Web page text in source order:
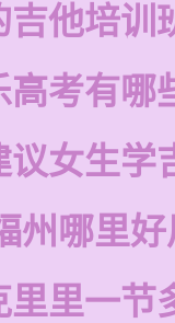
吉他培训
高考有哪
议女生学
州哪里
里里一节